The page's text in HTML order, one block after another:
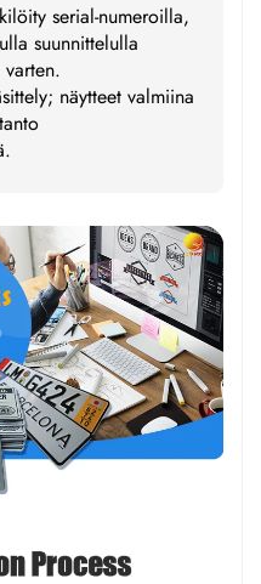
serial-numeroilla,
suunnittelulla
näytteet valmiina